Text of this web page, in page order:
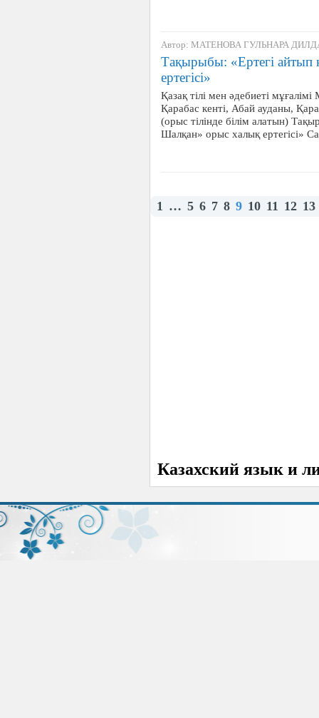
Автор: МАТЕНОВА ГУЛЬНАРА
Тақырыбы: «Ертегі айтып
ертегісі»
Қазақ тілі мен әдебиеті
Қарабас кенті, Абай ауданы,
(орыс тілінде білім алатын)
Шалқан» орыс халық ертегісі»
1 … 5 6 7 8 9 10 11 12 13
Казахский язык и